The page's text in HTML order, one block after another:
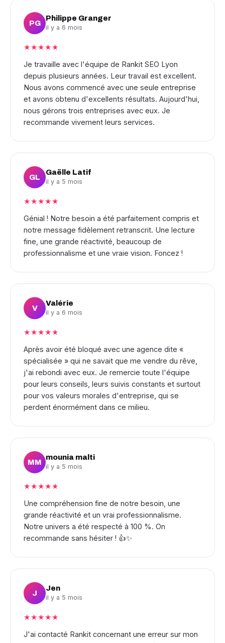
PG
Philippe Granger
il y a 6 mois
★★★★★
Je travaille avec l'équipe de Rankit SEO Lyon
depuis plusieurs années. Leur travail est excellent.
Nous avons commencé avec une seule entreprise
et avons obtenu d'excellents résultats. Aujourd'hui,
nous gérons trois entreprises avec eux. Je
recommande vivement leurs services.
GL
Gaëlle Latif
il y a 5 mois
★★★★★
Génial ! Notre besoin a été parfaitement compris et
notre message fidèlement retranscrit. Une lecture
fine, une grande réactivité, beaucoup de
professionnalisme et une vraie vision. Foncez !
V
Valérie
il y a 6 mois
★★★★★
Après avoir été bloqué avec une agence dite «
spécialisée » qui ne savait que me vendre du rêve,
j'ai rebondi avec eux. Je remercie toute l'équipe
pour leurs conseils, leurs suivis constants et surtout
pour vos valeurs morales d'entreprise, qui se
perdent énormément dans ce milieu.
MM
mounia malti
il y a 5 mois
★★★★★
Une compréhension fine de notre besoin, une
grande réactivité et un vrai professionnalisme.
Notre univers a été respecté à 100 %. On
recommande sans hésiter ! 👍✨
J
Jen
il y a 5 mois
★★★★★
J'ai contacté Rankit concernant une erreur sur mon